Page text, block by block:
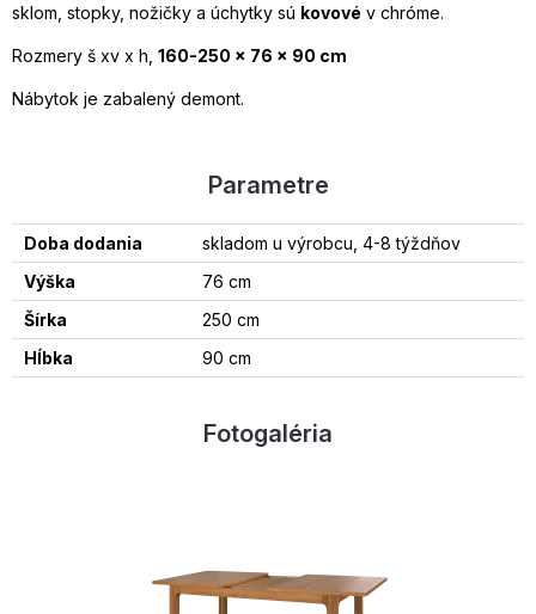
sklom, stopky, nožičky a úchytky sú kovové v chróme.
Rozmery š xv x h, 160-250 x 76 x 90 cm
Nábytok je zabalený demont.
Parametre
Doba dodania
skladom u výrobcu, 4-8 týždňov
Výška
76 cm
Šírka
250 cm
Hĺbka
90 cm
Fotogaléria